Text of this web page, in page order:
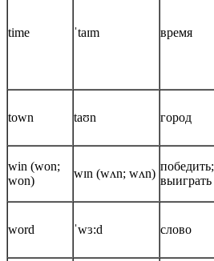
time ˈtaɪm время
town taʊn город
win (won;
won)
wɪn (wʌn; wʌn)
победить;
выиграть
word ˈwɜ:d слово